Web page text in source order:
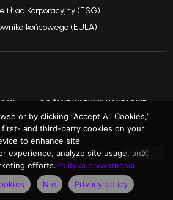
i Ład Korporacyjny (ESG)
końcowego (EULA)
OGÓLNE WARUNKI HANDLOWE
POLITYKA PRYWATNOŚCI
oczekiwania
ARH Informatikai Zrt. Wszelkie prawa zastrzeżone
or by clicking “Accept All Cookies,”
and third-party cookies on your
to enhance site
experience, analyze site usage, and
efforts.Polityka prywatności
Nie Privacy policy